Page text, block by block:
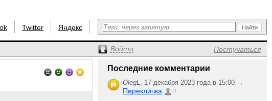
Twitter Яндекс
Войти Постучаться
Последние комментарии
OlegL, 17 декабря 2023 года в 15:00 →
Перекличка 21